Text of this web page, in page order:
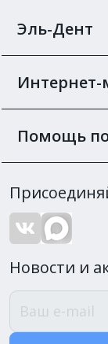
Эль-Дент
Интернет-
Помощь
Новости и